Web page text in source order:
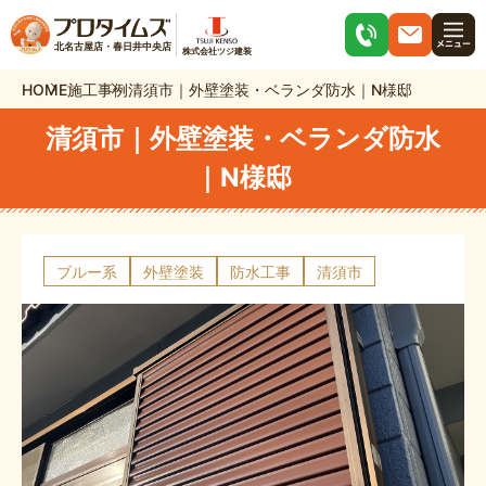
北名古屋店・春日井中央店 株式会社ツジ建装
HOME施工事例清須市｜外壁塗装・ベランダ防水｜N様邸
清須市｜外壁塗装・ベランダ防水
｜N様邸
ブルー系 外壁塗装 防水工事 清須市